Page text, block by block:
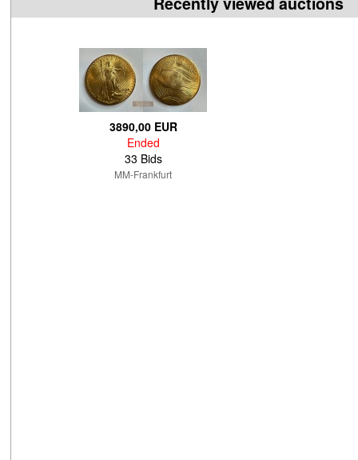
3890,00 EUR
Ended
33 Bids
MM-Frankfurt